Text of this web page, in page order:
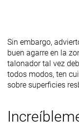
Sin embargo,
buen agarre en la
talonador tal vez
todos modos, ten
sobre superficies